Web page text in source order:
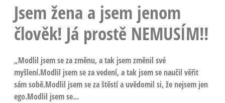
Jsem žena a jsem jenom
člověk! Já prostě NEMUSÍM!!
„Modlil jsem se za změnu, a tak jsem změnil své
myšlení.Modlil jsem se za vedení, a tak jsem se naučil věřit
sám sobě.Modlil jsem se za štěstí a uvědomil si, že nejsem jen
ego.Modlil jsem se...